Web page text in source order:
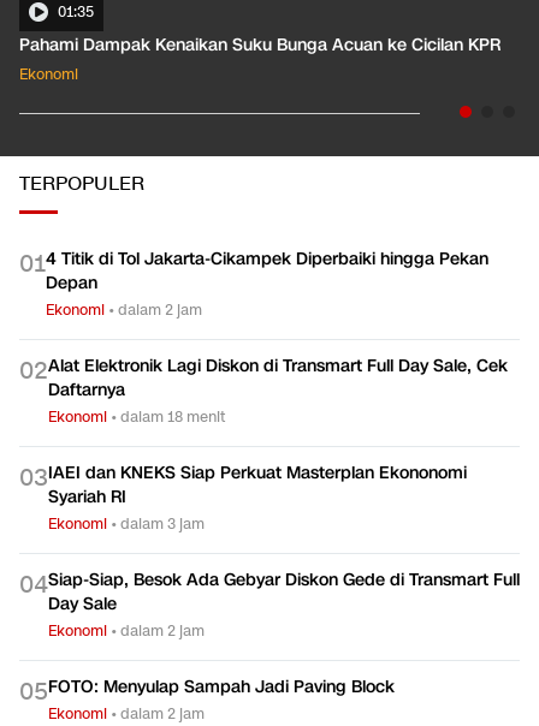
01:35
Pahami Dampak Kenaikan Suku Bunga Acuan ke Cicilan KPR
Ekonomi
TERPOPULER
014 Titik di Tol Jakarta-Cikampek Diperbaiki hingga Pekan
Depan
Ekonomi •dalam 2 jam
02Alat Elektronik Lagi Diskon di Transmart Full Day Sale, Cek
Daftarnya
Ekonomi •dalam 18 menit
03IAEI dan KNEKS Siap Perkuat Masterplan Ekononomi
Syariah RI
Ekonomi •dalam 3 jam
04Siap-Siap, Besok Ada Gebyar Diskon Gede di Transmart Full
Day Sale
Ekonomi •dalam 2 jam
05FOTO: Menyulap Sampah Jadi Paving Block
Ekonomi •dalam 2 jam